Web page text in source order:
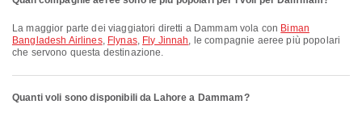
La maggior parte dei viaggiatori diretti a Dammam vola con Biman
Bangladesh Airlines, Flynas, Fly Jinnah, le compagnie aeree più popolari
che servono questa destinazione.
Quanti voli sono disponibili da Lahore a Dammam?